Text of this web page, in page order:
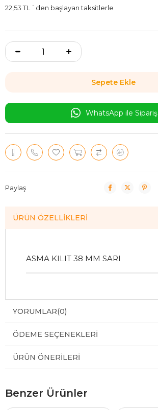
22,53 TL `den başlayan taksitlerle
WhatsApp ile Sipariş
Paylaş
ÜRÜN ÖZELLIKLERI
ASMA KILIT 38 MM SARI
YORUMLAR(0)
ÖDEME SEÇENEKLERI
ÜRÜN ÖNERILERI
Benzer Ürünler